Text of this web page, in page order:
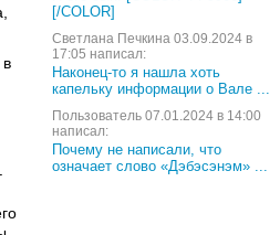
[/COLOR]
Светлана Печкина 03.09.2024 в
17:05 написал:
Наконец-то я нашла хоть
капельку информации о Вале ...
Пользователь 07.01.2024 в 14:00
написал:
Почему не написали, что
означает слово «Дэбэсэнэм» ...